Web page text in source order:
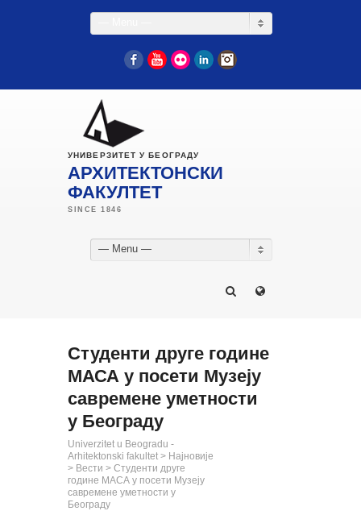
FacebookYouTube
Flickr LinkedIn
УНИВЕРЗИТЕТ У БЕОГРАДУ
АРХИТЕКТОНСКИ
ФАКУЛТЕТ
— Menu —
Студенти друге године
МАСА у посети Музеју
савремене уметности
у Београду
Univerzitet u Beogradu -
Arhitektonski fakultet > Најновије
> Вести > Студенти друге
године МАСА у посети Музеју
савремене уметности у
Београду